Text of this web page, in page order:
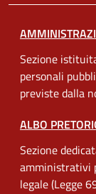
Sezione
personali
previste dalla
ALBO
Sezione
amministrativi
legale (Legge